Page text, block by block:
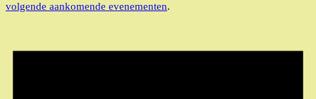
volgende aankomende evenementen.